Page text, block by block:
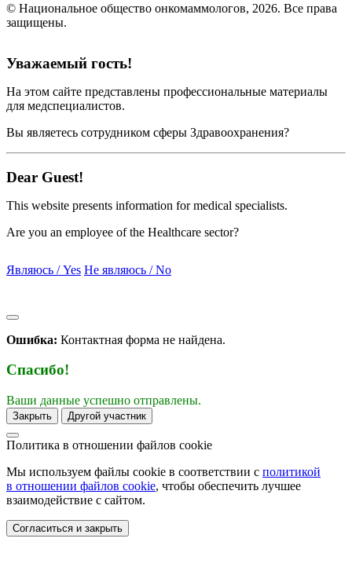
© Национальное общество онкомаммологов, 2026. Все права
защищены.
Уважаемый гость!
На этом сайте представлены профессиональные материалы
для медспециалистов.
Вы являетесь сотрудником сферы Здравоохранения?
Dear Guest!
This website presents information for medical specialists.
Are you an employee of the Healthcare sector?
Являюсь / Yes Не являюсь / No
Ошибка: Контактная форма не найдена.
Спасибо!
Ваши данные успешно отправлены.
Закрыть Другой участник
Политика в отношении файлов cookie
Мы используем файлы cookie в соответствии с политикой
в отношении файлов cookie, чтобы обеспечить лучшее
взаимодействие с сайтом.
Согласиться и закрыть